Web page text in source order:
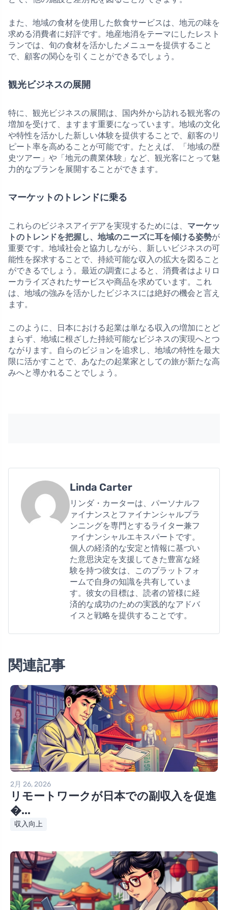
また、地域の食材を使用した飲食サービスは、地元の味を
求める消費者に好評です。地産地消をテーマにしたレスト
ランでは、旬の食材を活かしたメニューを提供すること
で、顧客の関心を引くことができるでしょう。
観光ビジネスの展開
特に、観光ビジネスの展開は、国内外から訪れる観光客の
増加を受けて、ますます重要になっています。地域の文化
や特性を活かした新しい体験を提供することで、顧客のリ
ピート率を高めることが可能です。たとえば、「地域の歴
史ツアー」や「地元の農業体験」など、観光客にとって魅
力的なプランを展開することができます。
マーケットのトレンドに乗る
これらのビジネスアイデアを実現するためには、 マーケッ
トのトレンドを把握し、地域のニーズに耳を傾ける姿勢が
重要です。地域社会と協力しながら、新しいビジネスの可
能性を探求することで、持続可能な収入の拡大を図ること
ができるでしょう。最近の調査によると、消費者はよりロ
ーカライズされたサービスや商品を求めています。これ
は、地域の強みを活かしたビジネスには絶好の機会と言え
ます。
このように、日本における起業は単なる収入の増加にとど
まらず、地域に根ざした持続可能なビジネスの実現へとつ
ながります。自らのビジョンを追求し、地域の特性を最大
限に活かすことで、あなたの起業家としての旅が新たな高
みへと導かれることでしょう。
Linda Carter
リンダ・カーターは、パーソナルフ
ァイナンスとファイナンシャルプラ
ンニングを専門とするライター兼フ
ァイナンシャルエキスパートです。
個人の経済的な安定と情報に基づい
た意思決定を支援してきた豊富な経
験を持つ彼女は、このプラットフォ
ームで自身の知識を共有していま
す。彼女の目標は、読者の皆様に経
済的な成功のための実践的なアドバ
イスと戦略を提供することです。
関連記事
2月 26, 2026
リモートワークが日本での副収入を促進
�...
収入向上